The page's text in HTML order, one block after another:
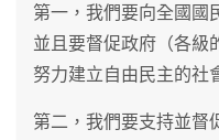
第一，我們要向全國國
並且要督促政府（各級
努力建立自由民主的社
第二，我們要支持並督